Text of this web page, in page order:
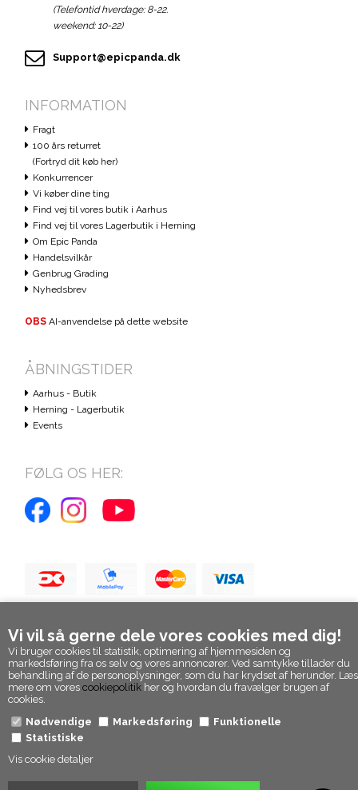
Vi vil så gerne dele vores cookies med dig!
Vi bruger cookies til statistik, optimering af hjemmesiden og
markedsføring fra os selv og vores annoncører. Ved samtykke tillader du
behandling af de personoplysninger, som du har krydset af herunder. Læs
mere om vores cookiepolitik her og hvordan du fravælger brugen af
cookies.
Nødvendige
Markedsføring
Funktionelle
Statistiske
Vis cookie detaljer
(Telefontid hverdage: 8-22.
weekend: 10-22)
Support@epicpanda.dk
INFORMATION
Fragt
100 års returret
(Fortryd dit køb her)
Konkurrencer
Vi køber dine ting
Find vej til vores butik i Aarhus
Find vej til vores Lagerbutik i Herning
Om Epic Panda
Handelsvilkår
Genbrug Grading
Nyhedsbrev
OBS AI-anvendelse på dette website
ÅBNINGSTIDER
Aarhus - Butik
Herning - Lagerbutik
Events
FØLG OS HER:
© Epicpanda. Alle rettigheder forbeholdt